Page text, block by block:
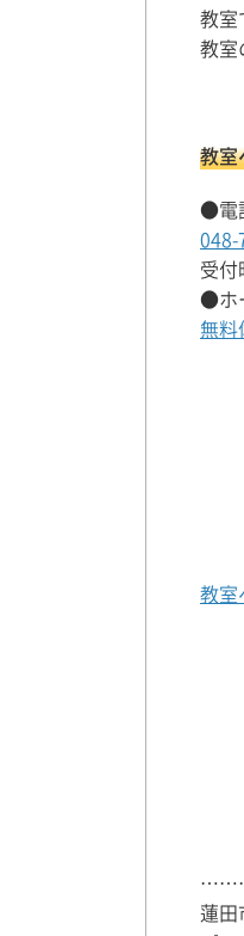
教室
教室
教
●電
048-
受
●ホ
無
教室
蓮田